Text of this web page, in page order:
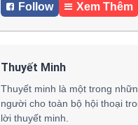
Follow Xem Thêm
Thuyết Minh
Thuyết minh là một trong
người cho toàn bộ hội thoại
lời thuyết minh.